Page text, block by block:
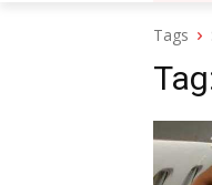
Tags